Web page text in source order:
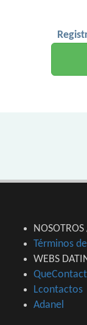
Términos
WEBS
Lcontactos
Adanel